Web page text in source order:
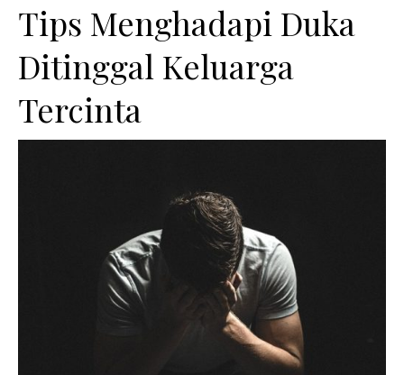
Tips Menghadapi Duka
Ditinggal Keluarga
Tercinta